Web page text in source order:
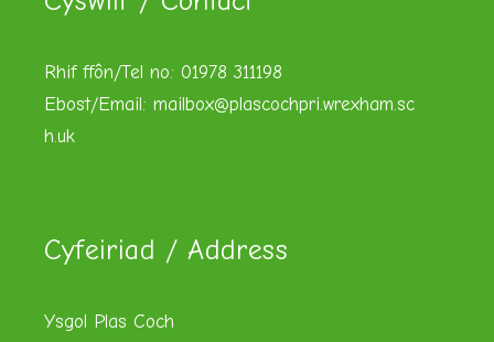
Rhif ffôn/Tel no: 01978 311198
Ebost/Email: mailbox@plascochpri.wrexham.sc
h.uk
Cyfeiriad / Address
Ysgol Plas Coch